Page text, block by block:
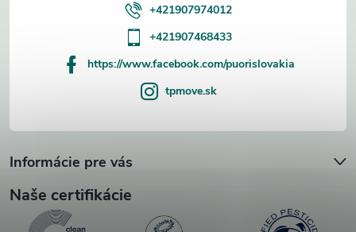
Informácie pre vás
Naše certifikácie
+421907974012
+421907468433
https://www.facebook.com/puorislovakia
tpmove.sk